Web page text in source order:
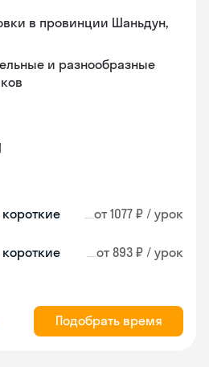
в провинции Шаньдун,
и разнообразные
от 1077 ₽ / урок
от 893 ₽ / урок
Подобрать время